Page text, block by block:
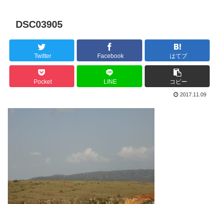
DSC03905
Twitter Facebook はてブ
Pocket LINE コピー
2017.11.09